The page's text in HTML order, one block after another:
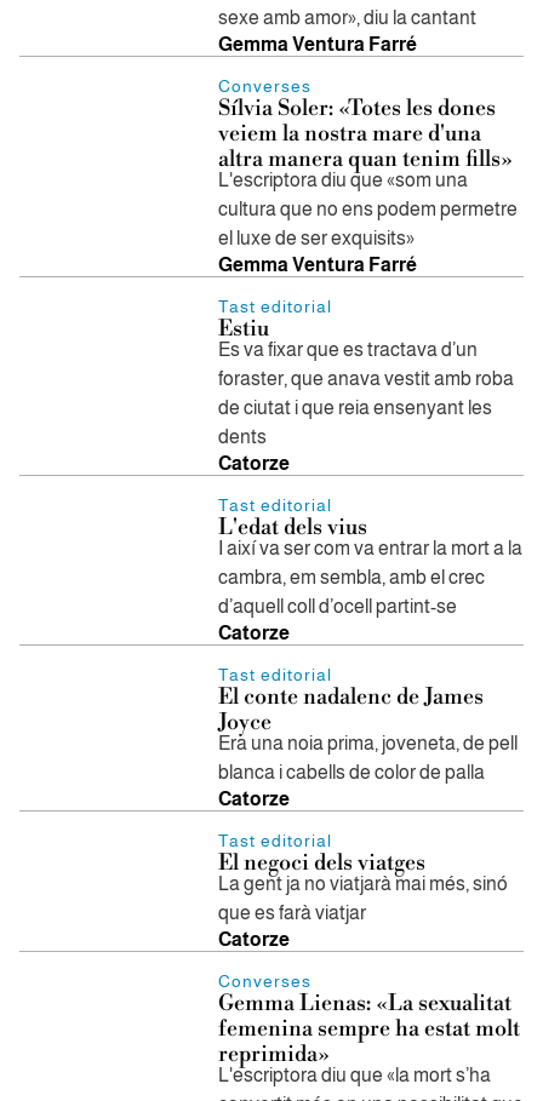
sexe amb amor», diu la cantant
Gemma Ventura Farré
Converses
Sílvia Soler: «Totes les dones
veiem la nostra mare d'una
altra manera quan tenim fills»
L'escriptora diu que «som una
cultura que no ens podem permetre
el luxe de ser exquisits»
Gemma Ventura Farré
Tast editorial
Estiu
Es va fixar que es tractava d’un
foraster, que anava vestit amb roba
de ciutat i que reia ensenyant les
dents
Catorze
Tast editorial
L'edat dels vius
I així va ser com va entrar la mort a la
cambra, em sembla, amb el crec
d’aquell coll d’ocell partint-se
Catorze
Tast editorial
El conte nadalenc de James
Joyce
Era una noia prima, joveneta, de pell
blanca i cabells de color de palla
Catorze
Tast editorial
El negoci dels viatges
La gent ja no viatjarà mai més, sinó
que es farà viatjar
Catorze
Converses
Gemma Lienas: «La sexualitat
femenina sempre ha estat molt
reprimida»
L'escriptora diu que «la mort s’ha